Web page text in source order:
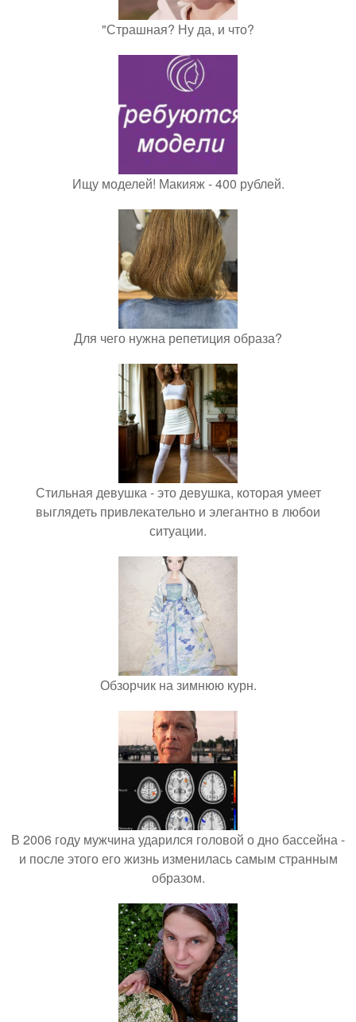
"Страшная? Ну да, и что?
Ищу моделей! Макияж - 400 рублей.
Для чего нужна репетиция образа?
Стильная девушка - это девушка, которая умеет
выглядеть привлекательно и элегантно в любои
ситуации.
Обзорчик на зимнюю курн.
В 2006 году мужчина ударился головой о дно бассейна -
и после этого его жизнь изменилась самым странным
образом.